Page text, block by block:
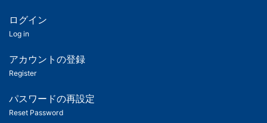
ツ
匿
名
ユ
ー
ログイン
Log in
アカウントの登録
Register
パスワードの再設定
Reset Password